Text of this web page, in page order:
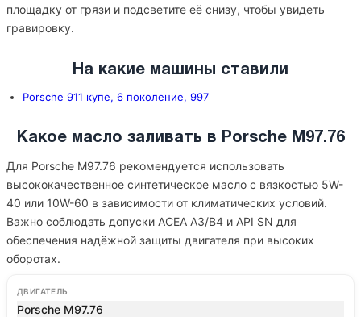
площадку от грязи и подсветите её снизу, чтобы увидеть
гравировку.
На какие машины ставили
Porsche 911 купе, 6 поколение, 997
Какое масло заливать в Porsche M97.76
Для Porsche M97.76 рекомендуется использовать
высококачественное синтетическое масло с вязкостью 5W-
40 или 10W-60 в зависимости от климатических условий.
Важно соблюдать допуски ACEA A3/B4 и API SN для
обеспечения надёжной защиты двигателя при высоких
оборотах.
ДВИГАТЕЛЬ
Porsche M97.76